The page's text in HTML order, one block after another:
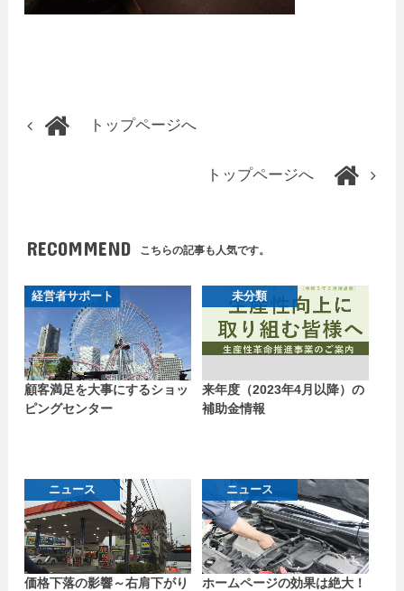
トップページへ
トップページへ
RECOMMEND こちらの記事も人気です。
経営者サポート
顧客満足を大事にするショッ
ピングセンター
未分類
来年度（2023年4月以降）の
補助金情報
ニュース
価格下落の影響～右肩下がり
ニュース
ホームページの効果は絶大！